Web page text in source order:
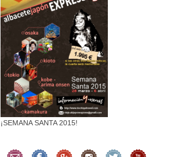
¡SEMANA SANTA 2015!